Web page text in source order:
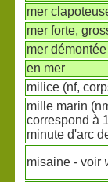
mer
mer forte,
mer démontée
en mer
milice (nf,
mille marin
correspond à
minute d'arc
misaine - voir